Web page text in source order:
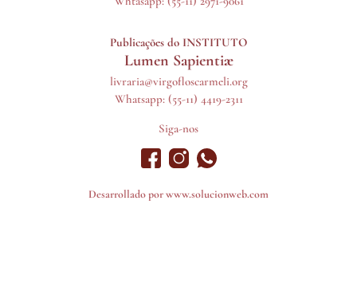
Publicações do INSTITUTO
Lumen Sapientiæ
livraria@virgofloscarmeli.org
Whatsapp: (55-11) 4419-2311
Siga-nos
Desarrollado porwww.solucionweb.com